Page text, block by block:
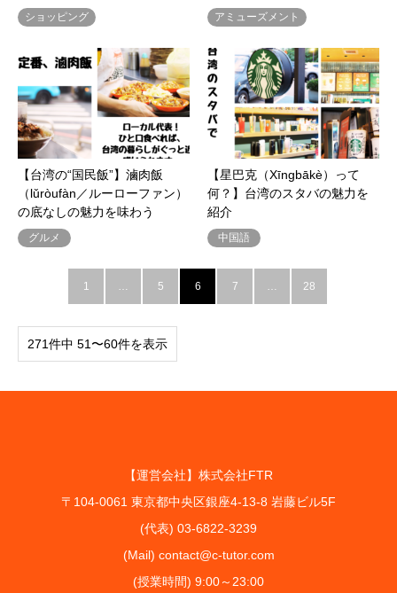
ショッピング アミューズメント
【台湾の“国民飯”】滷肉飯
（lǔròufàn／ルーローファン）
の底なしの魅力を味わう
グルメ
【星巴克（Xīngbākè）って
何？】台湾のスタバの魅力を
紹介
中国語
1 … 5 6 7 … 28
271件中 51〜60件を表示
【運営会社】株式会社FTR
〒104-0061 東京都中央区銀座4-13-8 岩藤ビル5F
(代表) 03-6822-3239
(Mail) contact@c-tutor.com
(授業時間) 9:00～23:00